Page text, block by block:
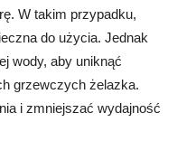
W takim przypadku,
do użycia. Jednak
wody, aby uniknąć
grzewczych żelazka.
i zmniejszać wydajność